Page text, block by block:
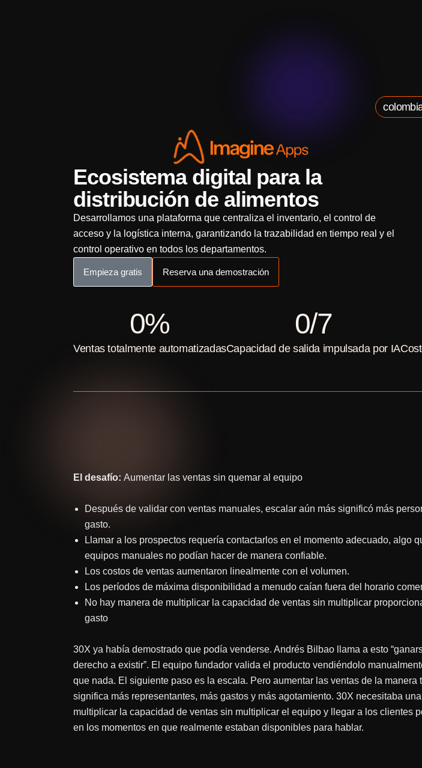
Ecosistema digital para la
distribución de alimentos
Desarrollamos una plataforma que centraliza el inventario, el control de
acceso y la logística interna, garantizando la trazabilidad en tiempo real y el
control operativo en todos los departamentos.
Empieza gratis Reserva una demostración
0%
Ventas totalmente automatizadas
0/7
Capacidad de salida impulsada por IA
El desafío: Aumentar las ventas sin quemar al equipo
Después de validar con ventas manuales, escalar aún más significó más
gasto.
Llamar a los prospectos requería contactarlos en el momento adecuado, algo
equipos manuales no podían hacer de manera confiable.
Los costos de ventas aumentaron linealmente con el volumen.
Los períodos de máxima disponibilidad a menudo caían fuera del horario
No hay manera de multiplicar la capacidad de ventas sin multiplicar
gasto
30X ya había demostrado que podía venderse. Andrés Bilbao llama a esto
derecho a existir”. El equipo fundador valida el producto vendiéndolo
que nada. El siguiente paso es la escala. Pero aumentar las ventas de la manera
significa más representantes, más gastos y más agotamiento. 30X necesitaba
multiplicar la capacidad de ventas sin multiplicar el equipo y llegar a los clientes
en los momentos en que realmente estaban disponibles para hablar.